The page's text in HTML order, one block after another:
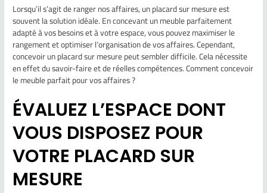
Lorsqu’il s’agit de ranger nos affaires, un placard sur mesure est
souvent la solution idéale. En concevant un meuble parfaitement
adapté à vos besoins et à votre espace, vous pouvez maximiser le
rangement et optimiser l’organisation de vos affaires. Cependant,
concevoir un placard sur mesure peut sembler difficile. Cela nécessite
en effet du savoir-faire et de réelles compétences. Comment concevoir
le meuble parfait pour vos affaires ?
ÉVALUEZ L’ESPACE DONT
VOUS DISPOSEZ POUR
VOTRE PLACARD SUR
MESURE